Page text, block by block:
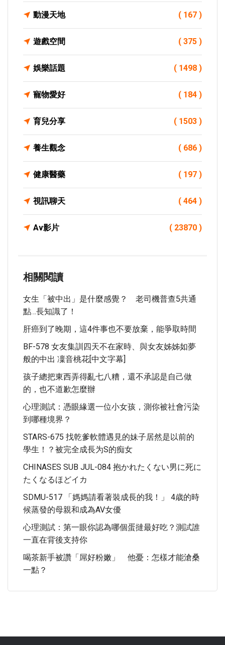
動漫天地 ( 167 )
遊戲空間 ( 375 )
娛樂話題 ( 1498 )
寵物愛好 ( 184 )
育兒分享 ( 1503 )
養生觀念 ( 686 )
健康醫藥 ( 197 )
視訊聊天 ( 464 )
Av影片 ( 23870 )
相關閱讀
女生「被中出」是什麼感覺？ 老司機普查5共通
點…長知識了！
肝癌到了晚期，這4件事也不要放棄，能爭取時間
BF-578 女友集訓四天不在家時、與女友姊姊如夢
般的中出 凜音桃花[中文字幕]
孩子總把東西弄得亂七八糟，還不承認是自己做
的，也不道歉怎麼辦
心理測試：憑眼緣選一位小女孩，測你被社會污染
到哪種境界？
STARS-675 找乾爹軟體遇見的妹子居然是以前的
學生！？被完全成長为S的痴女
CHINASES SUB JUL-084 抱かれたくない男に死に
たくなるほどイカ
SDMU-517 「媽媽請看著裝成長的我！」 4歳的時
候蒸發的母親和成為AV女優
心理測試：第一眼你認為哪個蛋撻最好吃？測試誰
一直在背後支持你
喝茶新手被讚「屌好粉嫩」 他憂：怎樣才能滄桑
一點？